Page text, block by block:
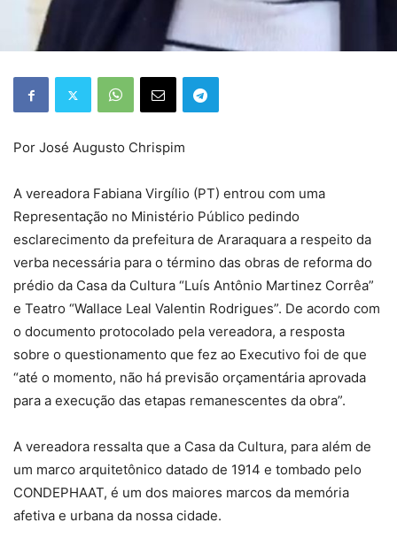
Por José Augusto Chrispim
A vereadora Fabiana Virgílio (PT) entrou com uma
Representação no Ministério Público pedindo
esclarecimento da prefeitura de Araraquara a respeito da
verba necessária para o término das obras de reforma do
prédio da Casa da Cultura “Luís Antônio Martinez Corrêa”
e Teatro “Wallace Leal Valentin Rodrigues”. De acordo com
o documento protocolado pela vereadora, a resposta
sobre o questionamento que fez ao Executivo foi de que
“até o momento, não há previsão orçamentária aprovada
para a execução das etapas remanescentes da obra”.
A vereadora ressalta que a Casa da Cultura, para além de
um marco arquitetônico datado de 1914 e tombado pelo
CONDEPHAAT, é um dos maiores marcos da memória
afetiva e urbana da nossa cidade.